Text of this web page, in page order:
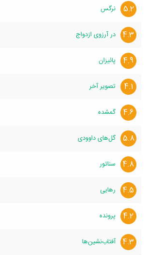
5.2 نرگس
4.3 در آرزوی ازدواج
4.9 پائیزان
4.1 تصویر آخر
4.6 گمشده
5.8 گل‌های داوودی
4.8 سناتور
4.5 رهایی
4.2 پرونده
4.3 آفتاب‌نشین‌ها